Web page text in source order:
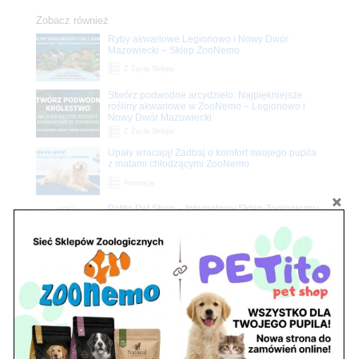
Zobacz również
Ryby akwariowe Legionowo i Nowy Dwór
Mazowiecki – Sklep ZooNemo
Stwórz podwodne arcydzieło: Najpiękniejsze
rośliny akwariowe w ZooNemo – Legionowo i
Nowy Dwór Mazowiecki
Upały wracają! Zadbaj o komfort swojego pupila
z matami chłodzącymi ZooNemo
Z Życia Sklepu
Petito Pet Shop – Internetowy Sklep Zoologiczny
Znajdź nas
Adres
05-120 Legionowo
ul. Piłsudskiego 31,